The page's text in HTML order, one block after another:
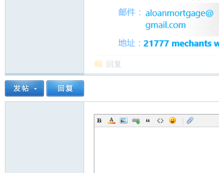
州
回复
|